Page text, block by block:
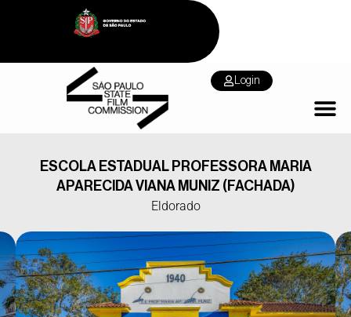
Login
ESCOLA ESTADUAL PROFESSORA MARIA
APARECIDA VIANA MUNIZ (FACHADA)
Eldorado